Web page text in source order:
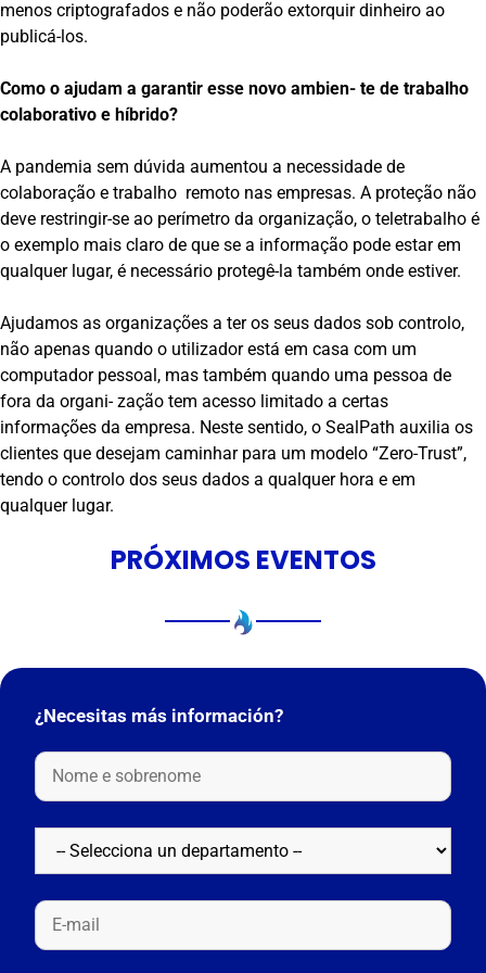
menos criptografados e não poderão extorquir dinheiro ao
publicá-los.
Como o ajudam a garantir esse novo ambien- te de trabalho
colaborativo e híbrido?
A pandemia sem dúvida aumentou a necessidade de
colaboração e trabalho remoto nas empresas. A proteção não
deve restringir-se ao perímetro da organização, o teletrabalho é
o exemplo mais claro de que se a informação pode estar em
qualquer lugar, é necessário protegê-la também onde estiver.
Ajudamos as organizações a ter os seus dados sob controlo,
não apenas quando o utilizador está em casa com um
computador pessoal, mas também quando uma pessoa de
fora da organi- zação tem acesso limitado a certas
informações da empresa. Neste sentido, o SealPath auxilia os
clientes que desejam caminhar para um modelo “Zero-Trust”,
tendo o controlo dos seus dados a qualquer hora e em
qualquer lugar.
PRÓXIMOS EVENTOS
¿Necesitas más información?